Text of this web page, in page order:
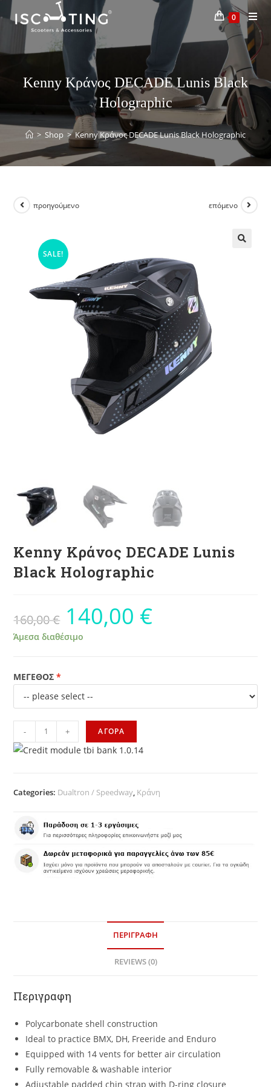
0
Kenny Κράνος DECADE Lunis Black
Holographic
> Shop > Kenny Κράνος DECADE Lunis Black Holographic
SALE!
προηγούμενο επόμενο
Kenny Κράνος DECADE Lunis
Black Holographic
160,00€ 140,00 €
Άμεσα διαθέσιμο
ΜΕΓΕΘΟΣ
- + ΑΓΟΡΑ
Categories: Dualtron / Speedway, Κράνη
ΠΕΡΙΓΡΑΦΗ
REVIEWS (0)
Περιγραφη
Polycarbonate shell construction
Ideal to practice BMX, DH, Freeride and Enduro
Equipped with 14 vents for better air circulation
Fully removable & washable interior
Adjustable padded chin strap with D-ring closure